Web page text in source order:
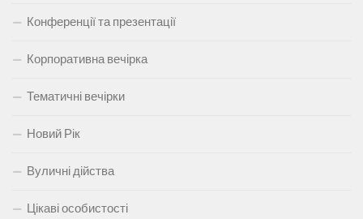
Конференції та презентації
Корпоративна вечірка
Тематичні вечірки
Новий Рік
Вуличні дійства
Цікаві особистості